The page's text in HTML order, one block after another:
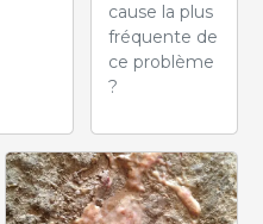
cause la plus
fréquente de
ce problème
?